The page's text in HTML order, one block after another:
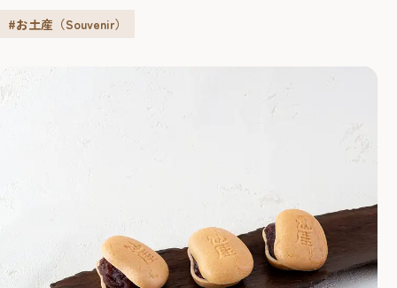
す。 筑紫平野の「ヒヨク米」をこだわりの水で、おいしく
香りと甘みを最大限に引き出した黄な粉は、口にほおばる
たび、その香ばしさがパッと広...
#お土産（Souvenir）